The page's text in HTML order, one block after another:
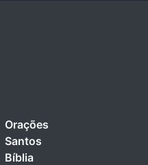
Orações
Santos
Bíblia